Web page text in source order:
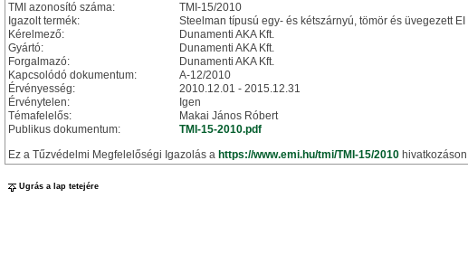
TMI azonosító száma:
TMI-15/2010
Igazolt termék:
Steelman típusú egy- és kétszárnyú, tömör és üvegezett
Kérelmező:
Dunamenti AKA Kft.
Gyártó:
Dunamenti AKA Kft.
Forgalmazó:
Dunamenti AKA Kft.
Kapcsolódó dokumentum:
A-12/2010
Érvényesség:
2010.12.01 - 2015.12.31
Érvénytelen:
Igen
Témafelelős:
Makai János Róbert
Publikus dokumentum:
TMI-15-2010.pdf
Ez a Tűzvédelmi Megfelelőségi Igazolás a https://www.emi.hu/tmi/TMI-15/2010
Ugrás a lap tetejére